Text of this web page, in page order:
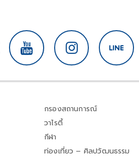
กรองสถานการณ์
วาไรตี้
กีฬา
ท่องเที่ยว – ศิลปวัฒนธรรม